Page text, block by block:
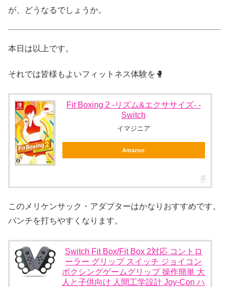
が、どうなるでしょうか。
本日は以上です。
それでは皆様もよいフィットネス体験を🥊
Fit Boxing 2 -リズム&エクササイズ- -
Switch
イマジニア
Amazon
このメリケンサック・アダプターはかなりおすすめです。
パンチを打ちやすくなります。
Switch Fit Box/Fit Box 2対応 コントロ
ーラー グリップ スイッチ ジョイコン
ボクシングゲームグリップ 操作簡単 大
人と子供向け 人間工学設計 Joy-Con ハ